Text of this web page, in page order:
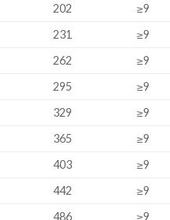
202
≥9
231
≥9
262
≥9
295
≥9
329
≥9
365
≥9
403
≥9
442
≥9
486
≥9